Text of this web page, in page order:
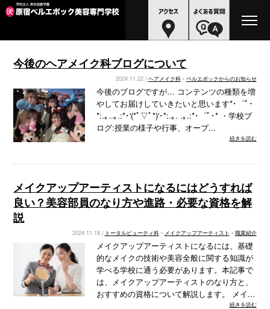
今後のヘアメイク科ブログについて
2024.11.22 | ヘアメイク科• ベルエポックからのお知らせ
今後のブログですが… コンテンツの種類を増
やしてお届けしていきたいと思います*･゜ﾟ･
*:.｡..｡.:*･'(*ﾟ▽ﾟ*)'･*:.｡. .｡.:*･゜ﾟ･* ・学校ブ
ログ:授業の様子や行事、オープ...
続きを読む
メイクアップアーティストになるにはどうすれば
良い？美容部員のなり方や進路・必要な資格を解
説
2024.11.18 | トータルビューティ科• メイクアップアーティスト • 職業紹介
メイクアップアーティストになるには、基礎
的なメイクの技術や美容全般に関する知識が
学べる学校に通う必要があります。本記事で
は、メイクアップアーティストのなり方と、
おすすめの資格について解説します。 メイ...
続きを読む